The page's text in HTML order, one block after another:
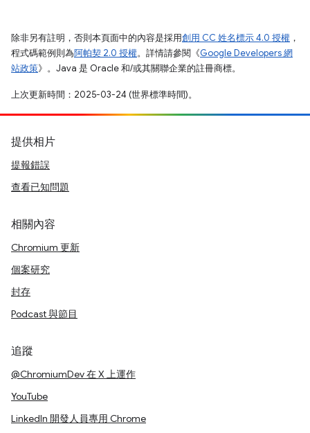
除非另有註明，否則本頁面中的內容是採用創用 CC 姓名標示 4.0 授權 ，
程式碼範例則為阿帕契 2.0 授權。詳情請參閱《Google Developers 網
站政策》。Java 是 Oracle 和/或其關聯企業的註冊商標。
上次更新時間：2025-03-24 (世界標準時間)。
提供相片
提報錯誤
查看已知問題
相關內容
Chromium 更新
個案研究
封存
Podcast 與節目
追蹤
@ChromiumDev 在 X 上運作
YouTube
LinkedIn 開發人員專用 Chrome